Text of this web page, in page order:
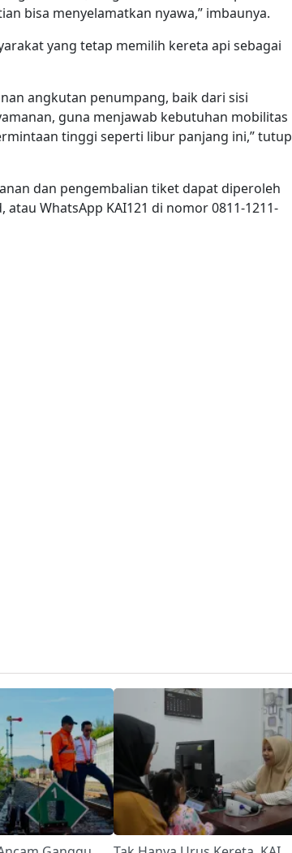
bisa menyelamatkan nyawa,” imbaunya.
yang tetap memilih kereta api sebagai
angkutan penumpang, baik dari sisi
guna menjawab kebutuhan mobilitas
tinggi seperti libur panjang ini,” tutup
dan pengembalian tiket dapat diperoleh
, atau WhatsApp KAI121 di nomor 0811-1211-